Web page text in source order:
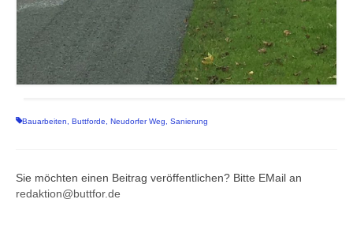
Bauarbeiten, Buttforde, Neudorfer Weg, Sanierung
Sie möchten einen Beitrag veröffentlichen? Bitte EMail an
redaktion@buttfor.de